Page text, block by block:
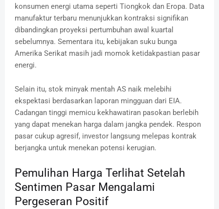
konsumen energi utama seperti Tiongkok dan Eropa. Data
manufaktur terbaru menunjukkan kontraksi signifikan
dibandingkan proyeksi pertumbuhan awal kuartal
sebelumnya. Sementara itu, kebijakan suku bunga
Amerika Serikat masih jadi momok ketidakpastian pasar
energi.
Selain itu, stok minyak mentah AS naik melebihi
ekspektasi berdasarkan laporan mingguan dari EIA.
Cadangan tinggi memicu kekhawatiran pasokan berlebih
yang dapat menekan harga dalam jangka pendek. Respon
pasar cukup agresif, investor langsung melepas kontrak
berjangka untuk menekan potensi kerugian.
Pemulihan Harga Terlihat Setelah
Sentimen Pasar Mengalami
Pergeseran Positif